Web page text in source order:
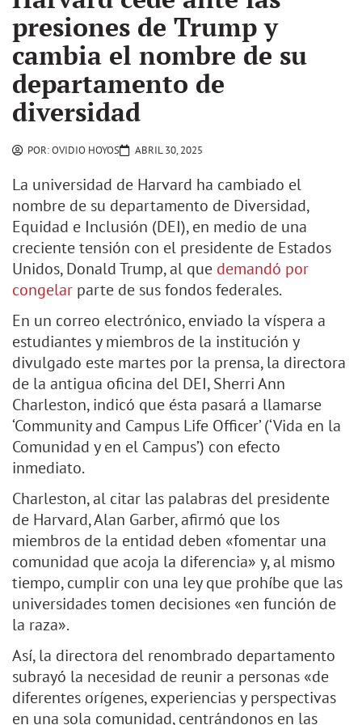
presiones de Trump y
cambia el nombre de su
departamento de
diversidad
POR:OVIDIO HOYOS ABRIL 30, 2025
La universidad de Harvard ha cambiado el
nombre de su departamento de Diversidad,
Equidad e Inclusión (DEI), en medio de una
creciente tensión con el presidente de Estados
Unidos, Donald Trump, al que demandó por
congelar parte de sus fondos federales.
En un correo electrónico, enviado la víspera a
estudiantes y miembros de la institución y
divulgado este martes por la prensa, la directora
de la antigua oficina del DEI, Sherri Ann
Charleston, indicó que ésta pasará a llamarse
‘Community and Campus Life Officer’ (‘Vida en la
Comunidad y en el Campus’) con efecto
inmediato.
Charleston, al citar las palabras del presidente
de Harvard, Alan Garber, afirmó que los
miembros de la entidad deben «fomentar una
comunidad que acoja la diferencia» y, al mismo
tiempo, cumplir con una ley que prohíbe que las
universidades tomen decisiones «en función de
la raza».
Así, la directora del renombrado departamento
subrayó la necesidad de reunir a personas «de
diferentes orígenes, experiencias y perspectivas
en una sola comunidad, centrándonos en las